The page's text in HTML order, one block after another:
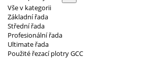
Vše v kategorii
Základní řada
Střední řada
Profesionální řada
Ultimate řada
Použité řezací plotry GCC